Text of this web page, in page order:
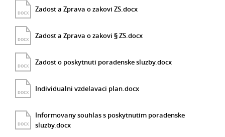
DOCX Zadost a Zprava o zakovi ZS.docx
DOCX Zadost a Zprava o zakovi § ZS.docx
DOCX Zadost o poskytnuti poradenske sluzby.docx
DOCX Individualni vzdelavaci plan.docx
DOCX
Informovany souhlas s poskytnutim poradenske
sluzby.docx